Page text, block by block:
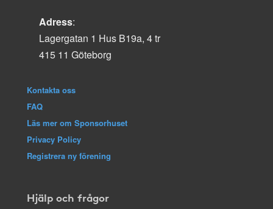
Adress:
Lagergatan 1 Hus B19a, 4 tr
415 11 Göteborg
Kontakta oss
FAQ
Läs mer om Sponsorhuset
Privacy Policy
Registrera ny förening
Hjälp och frågor